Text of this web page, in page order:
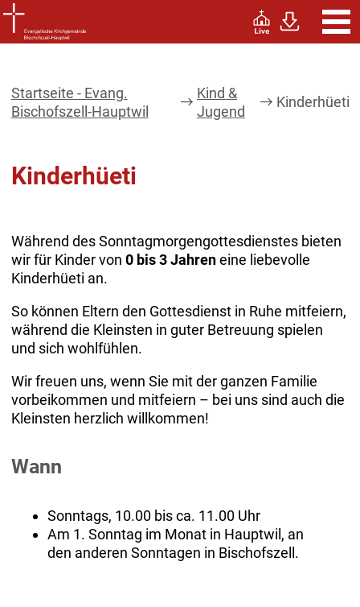
Startseite - Evang.
Bischofszell-Hauptwil
Kind &
Jugend
Kinderhüeti
Kinderhüeti
Während des Sonntagmorgengottesdienstes bieten
wir für Kinder von 0 bis 3 Jahreneine liebevolle
Kinderhüeti an.
So können Eltern den Gottesdienst in Ruhe mitfeiern,
während die Kleinsten in guter Betreuung spielen
und sich wohlfühlen.
Wir freuen uns, wenn Sie mit der ganzen Familie
vorbeikommen und mitfeiern – bei uns sind auch die
Kleinsten herzlich willkommen!
Wann
Sonntags, 10.00 bis ca. 11.00 Uhr
Am 1. Sonntag im Monat in Hauptwil, an
den anderen Sonntagen in Bischofszell.